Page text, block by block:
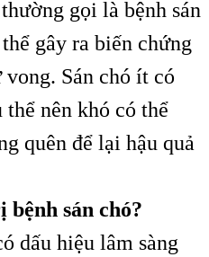
gọi là bệnh sán
gây ra biến chứng
Sán chó ít có
nên khó có thể
quên để lại hậu quả
sán chó?
dấu hiệu lâm sàng